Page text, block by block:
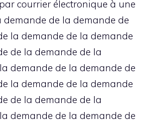
courrier électronique à une
demande de la demande de
la demande de la demande
de la demande de la
demande de la demande de
la demande de la demande
de la demande de la
demande de la demande de